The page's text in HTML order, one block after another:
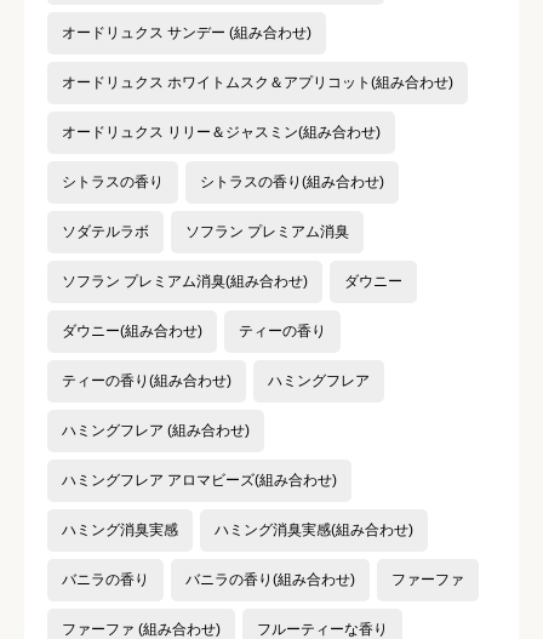
オードリュクス サンデー (組み合わせ)
オードリュクス ホワイトムスク＆アプリコット(組み合わせ)
オードリュクス リリー＆ジャスミン(組み合わせ)
シトラスの香り シトラスの香り(組み合わせ)
ソダテルラボ ソフラン プレミアム消臭
ソフラン プレミアム消臭(組み合わせ) ダウニー
ダウニー(組み合わせ) ティーの香り
ティーの香り(組み合わせ) ハミングフレア
ハミングフレア (組み合わせ)
ハミングフレア アロマビーズ(組み合わせ)
ハミング消臭実感 ハミング消臭実感(組み合わせ)
バニラの香り バニラの香り(組み合わせ) ファーファ
ファーファ (組み合わせ) フルーティーな香り